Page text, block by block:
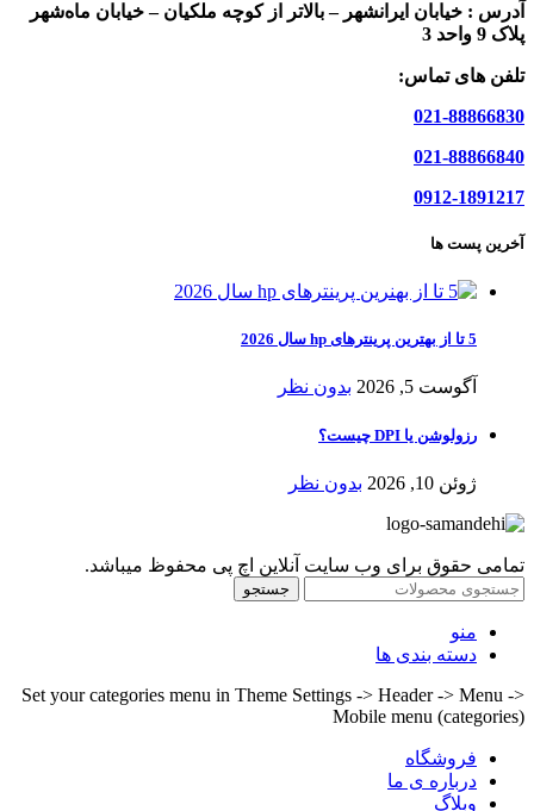
آدرس : خیابان ایرانشهر – بالاتر از کوچه ملکیان – خیابان ماه‌شهر
پلاک 9 واحد 3
تلفن های تماس:
021-88866830
021-88866840
0912-1891217
آخرین پست ها
5 تا از بهترین پرینترهای hp سال 2026
آگوست 5, 2026 بدون نظر
رزولوشن یا DPI چیست؟
ژوئن 10, 2026 بدون نظر
تمامی حقوق برای وب سایت آنلاین اچ پی محفوظ میباشد.
جستجو
منو
دسته بندی ها
Set your categories menu in Theme Settings -> Header -> Menu ->
Mobile menu (categories)
فروشگاه
درباره ی ما
وبلاگ